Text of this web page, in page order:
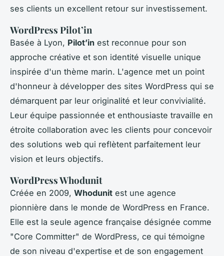
ses clients un excellent retour sur investissement.
WordPress Pilot’in
Basée à Lyon, Pilot’in est reconnue pour son
approche créative et son identité visuelle unique
inspirée d'un thème marin. L'agence met un point
d'honneur à développer des sites WordPress qui se
démarquent par leur originalité et leur convivialité.
Leur équipe passionnée et enthousiaste travaille en
étroite collaboration avec les clients pour concevoir
des solutions web qui reflètent parfaitement leur
vision et leurs objectifs.
WordPress Whodunit
Créée en 2009, Whodunit est une agence
pionnière dans le monde de WordPress en France.
Elle est la seule agence française désignée comme
"Core Committer" de WordPress, ce qui témoigne
de son niveau d'expertise et de son engagement